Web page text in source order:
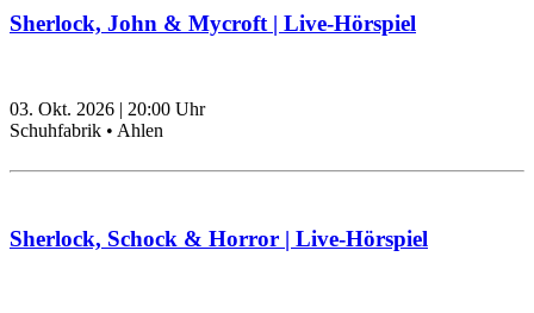
Sherlock, John & Mycroft | Live-Hörspiel
03. Okt. 2026 | 20:00 Uhr
Schuhfabrik • Ahlen
Sherlock, Schock & Horror | Live-Hörspiel